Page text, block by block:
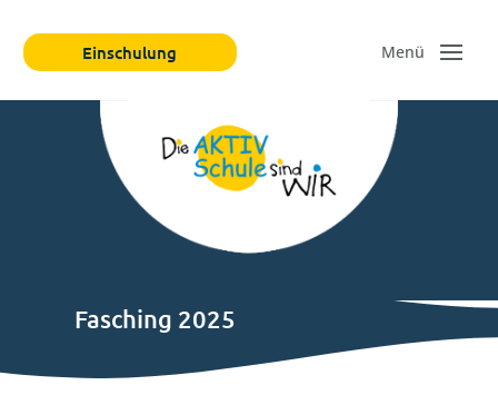
Einschulung
Fasching 2025